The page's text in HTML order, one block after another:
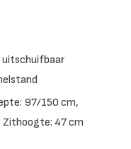
uitschuifbaar
97/150 cm,
47 cm